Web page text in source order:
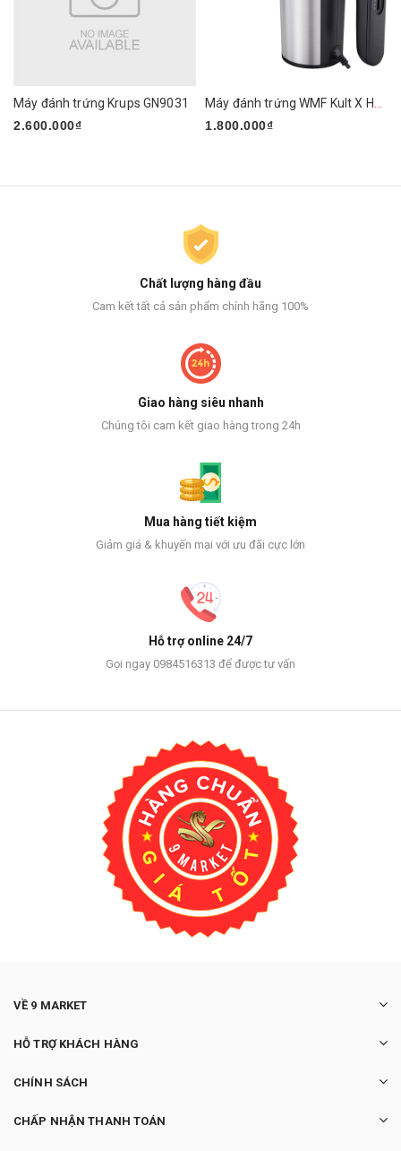
Máy đánh trứng Krups GN9031
2.600.000₫
1.800.000₫
Chất lượng hàng đầu
Cam kết tất cả sản phẩm chính hãng 100%
Giao hàng siêu nhanh
Chúng tôi cam kết giao hàng trong 24h
Mua hàng tiết kiệm
Giảm giá & khuyến mại với ưu đãi cực lớn
Hỗ trợ online 24/7
Gọi ngay 0984516313 để được tư vấn
VỀ 9 MARKET
HỖ TRỢ KHÁCH HÀNG
CHÍNH SÁCH
CHẤP NHẬN THANH TOÁN